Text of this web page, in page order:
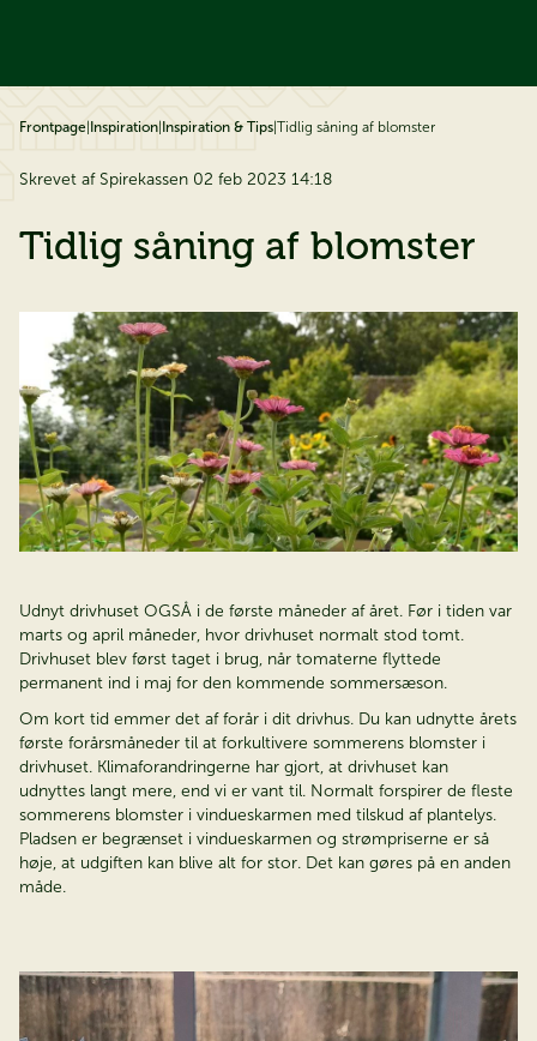
Frontpage Inspiration Inspiration & Tips Tidlig såning af blomster
Skrevet af Spirekassen 02 feb 2023 14:18
Tidlig såning af blomster
Udnyt drivhuset OGSÅ i de første måneder af året. Før i tiden var
marts og april måneder, hvor drivhuset normalt stod tomt.
Drivhuset blev først taget i brug, når tomaterne flyttede
permanent ind i maj for den kommende sommersæson.
Om kort tid emmer det af forår i dit drivhus. Du kan udnytte årets
første forårsmåneder til at forkultivere sommerens blomster i
drivhuset. Klimaforandringerne har gjort, at drivhuset kan
udnyttes langt mere, end vi er vant til. Normalt forspirer de fleste
sommerens blomster i vindueskarmen med tilskud af plantelys.
Pladsen er begrænset i vindueskarmen og strømpriserne er så
høje, at udgiften kan blive alt for stor. Det kan gøres på en anden
måde.